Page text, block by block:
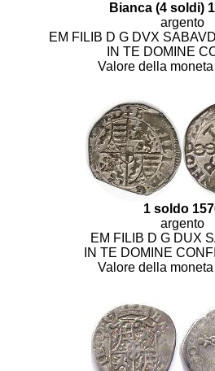
Bianca (4 soldi)
argento
EM FILIB D G DVX
IN TE DOMINE
Valore della
1 soldo
argento
EM FILIB D G DUX
IN TE DOMINE
Valore della